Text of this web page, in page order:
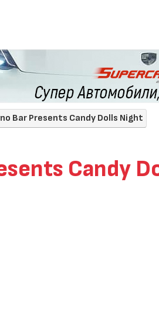
Bar Presents Candy Dolls Night
Candy